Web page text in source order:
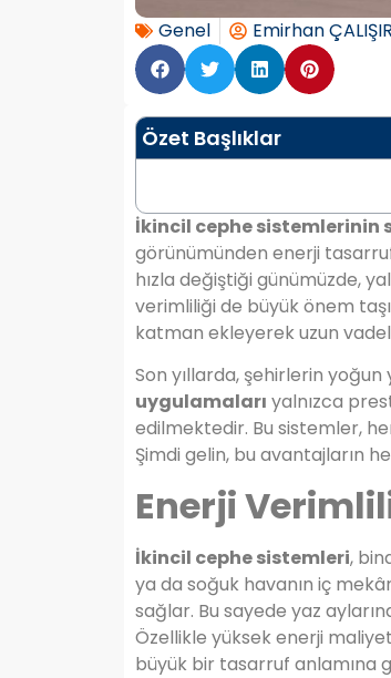
Genel Emirhan ÇALIŞIR
Özet Başlıklar
İkincil cephe sistemlerinin
görünümünden enerji
hızla değiştiği günümüzde,
verimliliği de büyük önem
katman ekleyerek uzun
Son yıllarda, şehirlerin
uygulamaları yalnızca
edilmektedir. Bu sistemler,
Şimdi gelin, bu avantajların
Enerji
İkincil cephe sistemleri,
ya da soğuk havanın iç
sağlar. Bu sayede yaz
Özellikle yüksek enerji
büyük bir tasarruf anlamına